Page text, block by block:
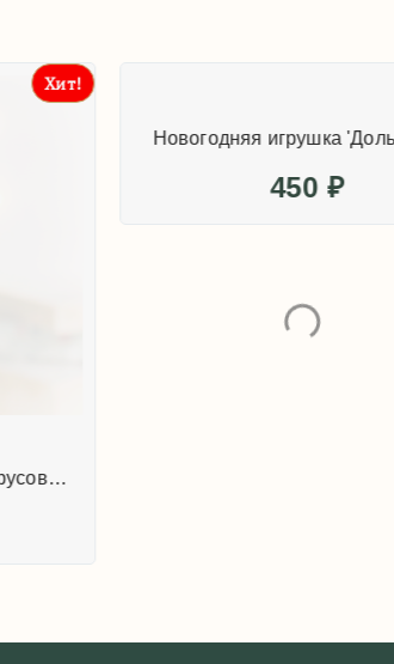
Хит!
Новогодняя игрушка 'Цитрусовая долька зелёная'